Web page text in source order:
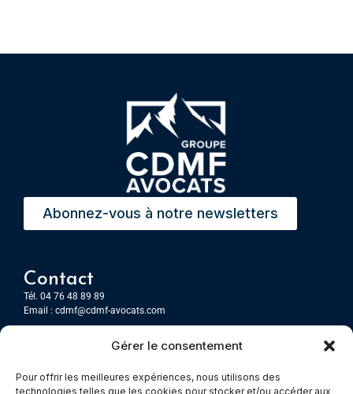
Gérer le consentement
Pour offrir les meilleures expériences, nous utilisons des
technologies telles que les cookies pour stocker et/ou accéder aux
Abonnez-vous à notre newsletters
Contact
Tél. 04 76 48 89 89
Email : cdmf@cdmf-avocats.com
7 Place Firmin Gautier
CS 80476